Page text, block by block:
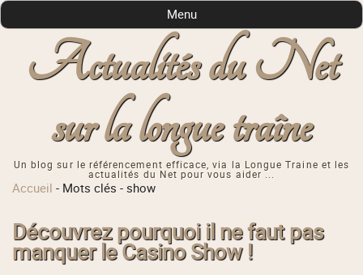
Actualités du Net
sur la longue traîne
Un blog sur le référencement efficace, via la Longue Traine et les
actualités du Net pour vous aider ...
Menu
Accueil - Mots clés -show
Découvrez pourquoi il ne faut pas
manquer le Casino Show !